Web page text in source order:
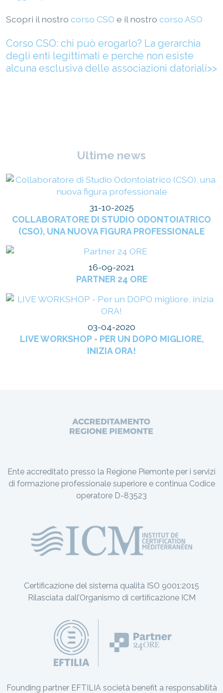
Scopri il nostro corso CSO e il nostro corso ASO
Corso CSO: chi può erogarlo? La gerarchia
degli enti legittimati e perché non esiste
alcuna esclusiva delle associazioni datoriali>>
Ultime news
31-10-2025
COLLABORATORE DI STUDIO ODONTOIATRICO
(CSO), UNA NUOVA FIGURA PROFESSIONALE
16-09-2021
PARTNER 24 ORE
03-04-2020
LIVE WORKSHOP - PER UN DOPO MIGLIORE,
INIZIA ORA!
Ente accreditato presso la Regione Piemonte per i servizi
di formazione professionale superiore e continua Codice
operatore D-83523
Certificazione del sistema qualità ISO 9001:2015
Rilasciata dall’Organismo di certificazione ICM
Founding partner EFTILIA società benefit a responsabilità